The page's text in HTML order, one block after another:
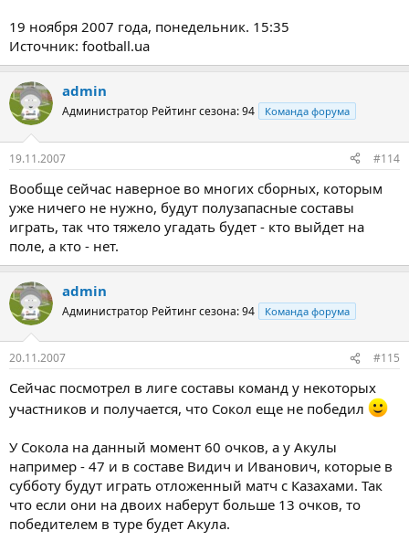
19 ноября 2007 года, понедельник. 15:35
Источник: football.ua
admin
Администратор Рейтинг сезона: 94 Команда форума
19.11.2007 #114
Вообще сейчас наверное во многих сборных, которым
уже ничего не нужно, будут полузапасные составы
играть, так что тяжело угадать будет - кто выйдет на
поле, а кто - нет.
admin
Администратор Рейтинг сезона: 94 Команда форума
20.11.2007 #115
Сейчас посмотрел в лиге составы команд у некоторых
участников и получается, что Сокол еще не победил
У Сокола на данный момент 60 очков, а у Акулы
например - 47 и в составе Видич и Иванович, которые в
субботу будут играть отложенный матч с Казахами. Так
что если они на двоих наберут больше 13 очков, то
победителем в туре будет Акула.